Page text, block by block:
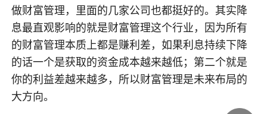
做财富管理，里面的几家公司也都挺好的。其实降
息最直观影响的就是财富管理这个行业，因为所有
的财富管理本质上都是赚利差，如果利息持续下降
的话一个是获取的资金成本越来越低；第二个就是
你的利益差越来越多，所以财富管理是未来布局的
大方向。